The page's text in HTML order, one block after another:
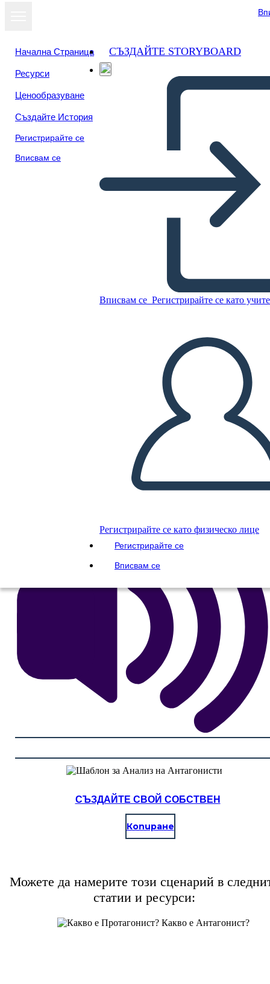
Начална Страница
Ресурси
Ценообразуване
Създайте История
Регистрирайте се
Вписвам се
СЪЗДАЙТЕ STORYBOARD
Вписвам се Регистрирайте се като
Регистрирайте се като физическо лице
Регистрирайте се
Вписвам се
Шаблон за Анализ на
Антагонисти
Копирайте този Storyboard
СЪЗДАЙТЕ СЦЕНАРИЙ
ПУСКАНЕ НА СЛАЙДШОУ
СЪЗДАЙТЕ СВОЙ СОБСТВЕН
Копиране
Можете да намерите този сценарий в
статии и ресурси: